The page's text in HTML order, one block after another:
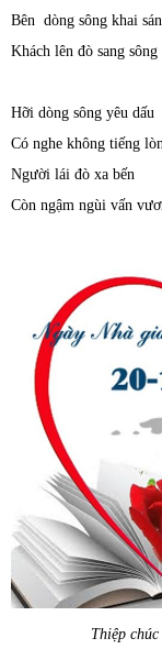
Bên dòng sông khai
Khách lên đò sang sông
Hỡi dòng sông yêu dấu
Có nghe không tiếng
Người lái đò xa bến
Còn ngậm ngùi vấn
Thiệp